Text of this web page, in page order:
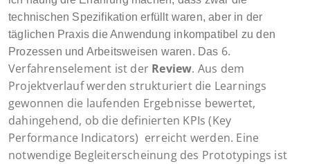
technischen Spezifikation erfüllt waren, aber in der
täglichen Praxis die Anwendung inkompatibel zu den
Prozessen und Arbeitsweisen waren. Das 6.
Verfahrenselement ist der Review. Aus dem
Projektverlauf werden strukturiert die Learnings
gewonnen die laufenden Ergebnisse bewertet,
dahingehend, ob die definierten KPIs (Key
Performance Indicators) erreicht werden. Eine
notwendige Begleiterscheinung des Prototypings ist